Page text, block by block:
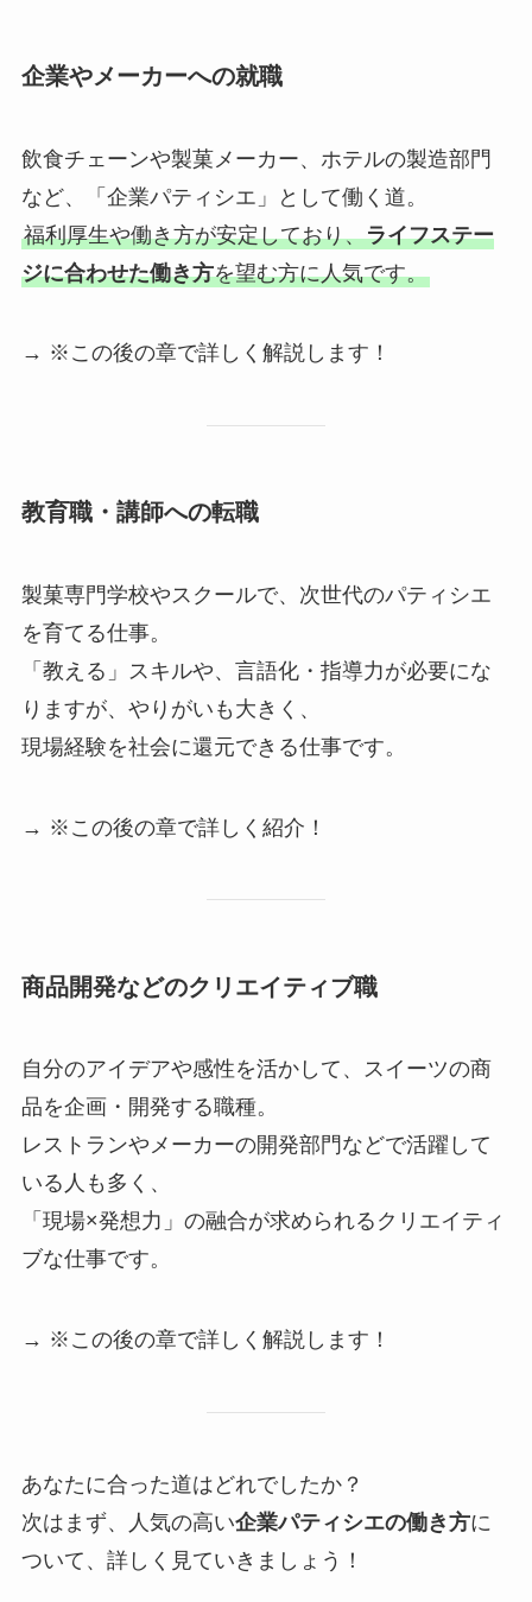
企業やメーカーへの就職
飲食チェーンや製菓メーカー、ホテルの製造部門
など、「企業パティシエ」として働く道。
福利厚生や働き方が安定しており、ライフステー
ジに合わせた働き方を望む方に人気です。
→ ※この後の章で詳しく解説します！
教育職・講師への転職
製菓専門学校やスクールで、次世代のパティシエ
を育てる仕事。
「教える」スキルや、言語化・指導力が必要にな
りますが、やりがいも大きく、
現場経験を社会に還元できる仕事です。
→ ※この後の章で詳しく紹介！
商品開発などのクリエイティブ職
自分のアイデアや感性を活かして、スイーツの商
品を企画・開発する職種。
レストランやメーカーの開発部門などで活躍して
いる人も多く、
「現場×発想力」の融合が求められるクリエイティ
ブな仕事です。
→ ※この後の章で詳しく解説します！
あなたに合った道はどれでしたか？
次はまず、人気の高い企業パティシエの働き方に
ついて、詳しく見ていきましょう！